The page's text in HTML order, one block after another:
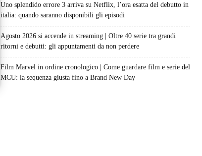
Uno splendido errore 3 arriva su Netflix, l’ora esatta del debutto in
italia: quando saranno disponibili gli episodi
Agosto 2026 si accende in streaming | Oltre 40 serie tra grandi
ritorni e debutti: gli appuntamenti da non perdere
Film Marvel in ordine cronologico | Come guardare film e serie del
MCU: la sequenza giusta fino a Brand New Day